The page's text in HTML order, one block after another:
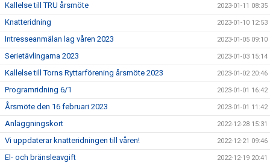
Kallelse till TRU årsmöte 2023-01-11 08:35
Knatteridning 2023-01-10 12:53
Intresseanmälan lag våren 2023 2023-01-05 09:10
Serietävlingarna 2023 2023-01-03 15:14
Kallelse till Torns Ryttarförening årsmöte 2023 2023-01-02 20:46
Programridning 6/1 2023-01-01 16:42
Årsmöte den 16 februari 2023 2023-01-01 11:42
Anläggningskort 2022-12-28 15:31
Vi uppdaterar knatteridningen till våren! 2022-12-21 09:46
El- och bränsleavgift 2022-12-19 20:41